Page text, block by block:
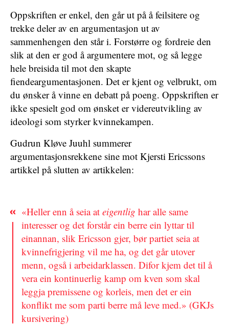
Oppskriften er enkel, den går ut på å feilsitere og
trekke deler av en argumentasjon ut av
sammenhengen den står i. Forstørre og fordreie den
slik at den er god å argumentere mot, og så legge
hele breisida til mot den skapte
fiendeargumentasjonen. Det er kjent og velbrukt, om
du ønsker å vinne en debatt på poeng. Oppskriften er
ikke spesielt god om ønsket er videreutvikling av
ideologi som styrker kvinnekampen.
Gudrun Kløve Juuhl summerer
argumentasjonsrekkene sine mot Kjersti Ericssons
artikkel på slutten av artikkelen:
«Heller enn å seia at eigentlig har alle same
interesser og det forstår ein berre ein lyttar til
einannan, slik Ericsson gjer, bør partiet seia at
kvinnefrigjering vil me ha, og det går utover
menn, også i arbeidarklassen. Difor kjem det til å
vera ein kontinuerlig kamp om kven som skal
leggja premissene og korleis, men det er ein
konflikt me som parti berre må leve med.» (GKJs
kursivering)